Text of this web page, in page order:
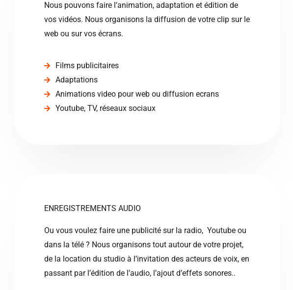
Nous pouvons faire l’animation, adaptation et édition de
vos vidéos. Nous organisons la diffusion de votre clip sur le
web ou sur vos écrans.
Films publicitaires
Adaptations
Animations video pour web ou diffusion ecrans
Youtube, TV, réseaux sociaux
ENREGISTREMENTS AUDIO
Ou vous voulez faire une publicité sur la radio, Youtube ou
dans la télé ? Nous organisons tout autour de votre projet,
de la location du studio à l’invitation des acteurs de voix, en
passant par l’édition de l’audio, l’ajout d’effets sonores..